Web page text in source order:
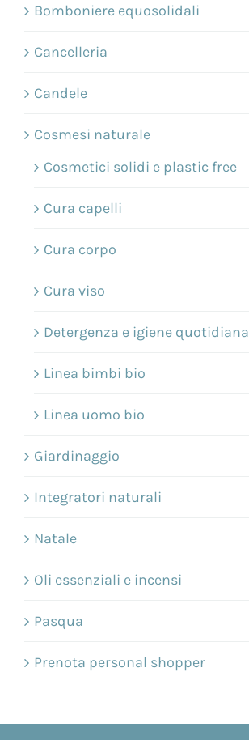
Bomboniere equosolidali
Cancelleria
Candele
Cosmesi naturale
Cosmetici solidi e plastic free
Cura capelli
Cura corpo
Cura viso
Detergenza e igiene quotidiana
Linea bimbi bio
Linea uomo bio
Giardinaggio
Integratori naturali
Natale
Oli essenziali e incensi
Pasqua
Prenota personal shopper